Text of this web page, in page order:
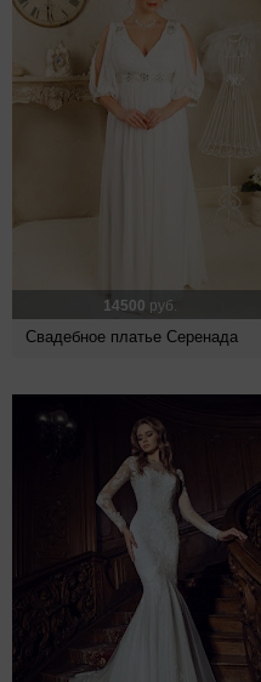
14500 руб.
Свадебное платье Серенада